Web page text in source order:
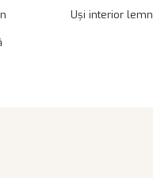
Uși interior lemn